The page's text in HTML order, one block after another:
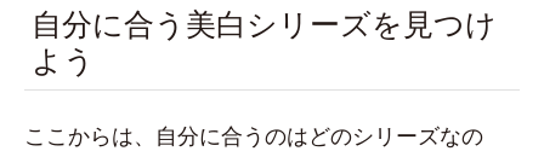
自分に合う美白シリーズを見つけ
よう
ここからは、自分に合うのはどのシリーズなの